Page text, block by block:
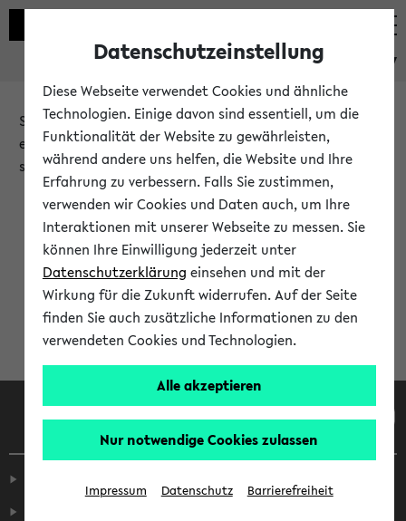
eKVV
Sie möchten auf eine eKVV Funktion zugreifen, die Ihnen
erst nach einer Anmeldung am System zur Verfügung
steht.
Bitte melden Sie sich an:
Anmeldung am eKVV
Datenschutzeinstellung
Diese Webseite verwendet Cookies und ähnliche
Technologien. Einige davon sind essentiell, um die
Funktionalität der Website zu gewährleisten,
während andere uns helfen, die Website und Ihre
Erfahrung zu verbessern. Falls Sie zustimmen,
verwenden wir Cookies und Daten auch, um Ihre
Interaktionen mit unserer Webseite zu messen. Sie
können Ihre Einwilligung jederzeit unter
Datenschutzerklärung einsehen und mit der
Wirkung für die Zukunft widerrufen. Auf der Seite
finden Sie auch zusätzliche Informationen zu den
verwendeten Cookies und Technologien.
Alle akzeptieren
Nur notwendige Cookies zulassen
Impressum Datenschutz Barrierefreiheit